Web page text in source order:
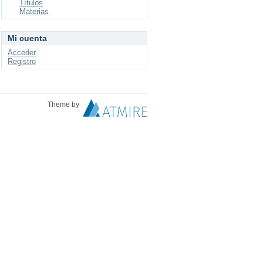
Títulos
Materias
Mi cuenta
Acceder
Registro
Theme by